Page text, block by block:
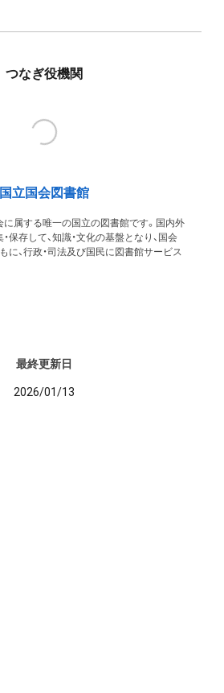
つなぎ役機関
国立国会図書館
に属する唯一の国立の図書館です。国内外
保存して、知識・文化の基盤となり、国会
に、行政・司法及び国民に図書館サービス
最終更新日
2026/01/13